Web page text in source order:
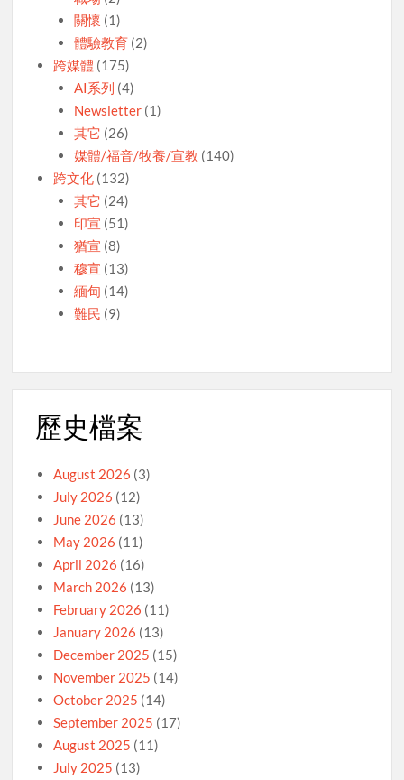
關懷 (1)
體驗教育(2)
跨媒體 (175)
AI系列 (4)
Newsletter(1)
其它 (26)
媒體/福音/牧養/宣教 (140)
跨文化 (132)
其它 (24)
印宣 (51)
猶宣 (8)
穆宣 (13)
緬甸 (14)
難民 (9)
歷史檔案
August 2026 (3)
July 2026 (12)
June 2026 (13)
May 2026 (11)
April 2026 (16)
March 2026 (13)
February 2026 (11)
January 2026 (13)
December 2025 (15)
November 2025 (14)
October 2025 (14)
September 2025 (17)
August 2025 (11)
July 2025 (13)